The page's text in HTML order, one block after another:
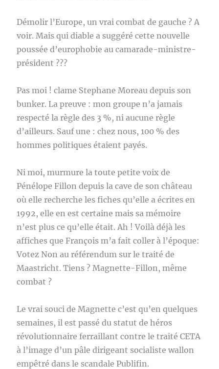
Démolir l’Europe, un vrai combat de gauche ? A
voir. Mais qui diable a suggéré cette nouvelle
poussée d’europhobie au camarade-ministre-
président ???
Pas moi ! clame Stephane Moreau depuis son
bunker. La preuve : mon groupe n’a jamais
respecté la règle des 3 %, ni aucune règle
d’ailleurs. Sauf une : chez nous, 100 % des
hommes politiques étaient payés.
Ni moi, murmure la toute petite voix de
Pénélope Fillon depuis la cave de son château
où elle recherche les fiches qu’elle a écrites en
1992, elle en est certaine mais sa mémoire
n’est plus ce qu’elle était. Ah ! Voilà déjà les
affiches que François m’a fait coller à l’époque:
Votez Non au référendum sur le traité de
Maastricht. Tiens ? Magnette-Fillon, même
combat ?
Le vrai souci de Magnette c’est qu’en quelques
semaines, il est passé du statut de héros
révolutionnaire ferraillant contre le traité CETA
à l’image d’un pâle dirigeant socialiste wallon
empêtré dans le scandale Publifin.